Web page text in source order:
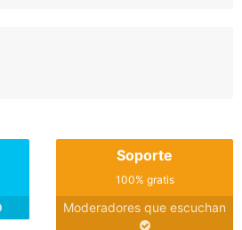
Soporte
100% gratis
Moderadores que escuchan